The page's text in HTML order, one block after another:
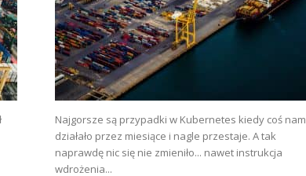
Najgorsze są przypadki w Kubernetes kiedy coś nam
działało przez miesiące i nagle przestaje. A tak
naprawdę nic się nie zmieniło... nawet instrukcja
wdrożenia...